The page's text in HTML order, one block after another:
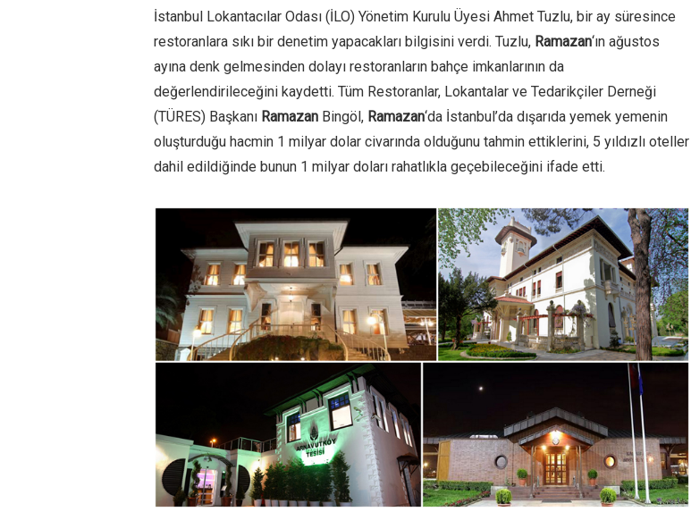
İstanbul Lokantacılar Odası (İLO) Yönetim Kurulu Üyesi Ahmet Tuzlu, bir ay süresince
restoranlara sıkı bir denetim yapacakları bilgisini verdi. Tuzlu, Ramazan‘ın ağustos
ayına denk gelmesinden dolayı restoranların bahçe imkanlarının da
değerlendirileceğini kaydetti. Tüm Restoranlar, Lokantalar ve Tedarikçiler Derneği
(TÜRES) Başkanı Ramazan Bingöl, Ramazan‘da İstanbul’da dışarıda yemek yemenin
oluşturduğu hacmin 1 milyar dolar civarında olduğunu tahmin ettiklerini, 5 yıldızlı oteller
dahil edildiğinde bunun 1 milyar doları rahatlıkla geçebileceğini ifade etti.